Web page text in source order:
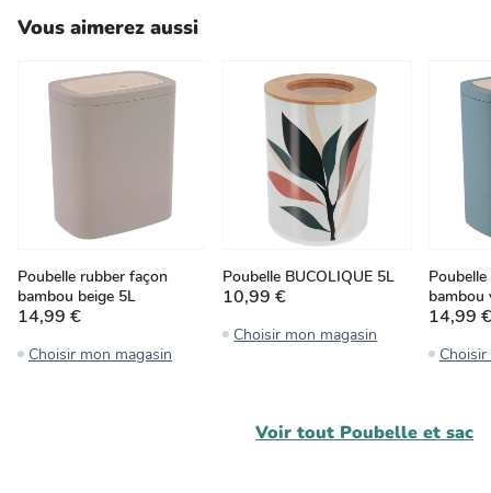
Vous aimerez aussi
Poubelle rubber façon
bambou beige 5L
14,99 €
Choisir mon magasin
Poubelle BUCOLIQUE 5L
10,99 €
Choisir mon magasin
bambou
14,99 €
Voir tout Poubelle et sac